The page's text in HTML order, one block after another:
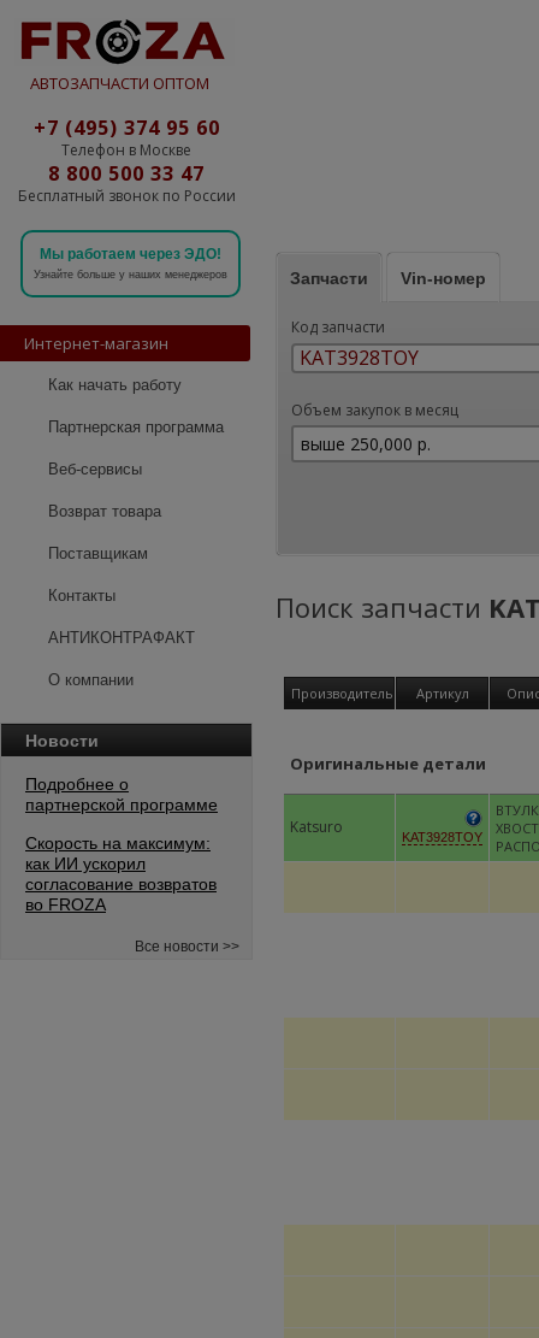
АВТОЗАПЧАСТИ ОПТОМ
+7 (495) 374 95 60
Телефон в Москве
8 800 500 33 47
Бесплатный звонок по России
Мы работаем через ЭДО!
Узнайте больше у наших менеджеров
Интернет-магазин
Как начать работу
Партнерская программа
Веб-сервисы
Возврат товара
Поставщикам
Контакты
АНТИКОНТРАФАКТ
О компании
Новости
Подробнее о
партнерской программе
Скорость на максимум:
как ИИ ускорил
согласование возвратов
во FROZA
Все новости >>
Запчасти Vin-номер
Код запчасти
Объем закупок в месяц
Поиск запчасти
Производитель Артикул
Оригинальные детали
Katsuro KAT3928TOY